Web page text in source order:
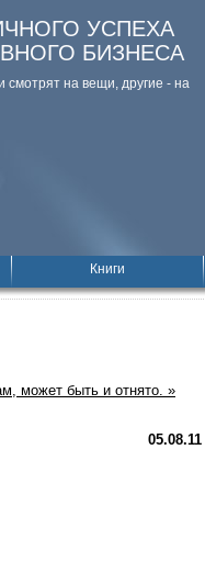
УСПЕХА
БИЗНЕСА
на вещи, дpугие - на
Книги
может быть и отнято. »
05.08.11